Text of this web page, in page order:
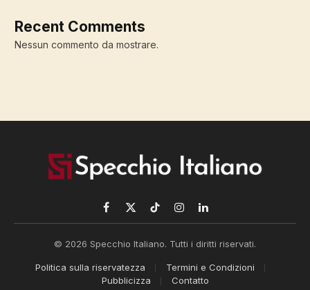
Recent Comments
Nessun commento da mostrare.
Facebook
X
TikTokInstagramLinkedIn
© 2026 Specchio Italiano. Tutti i diritti riservati.
Politica sulla riservatezza
Termini e Condizioni
Pubblicizza
Contatto